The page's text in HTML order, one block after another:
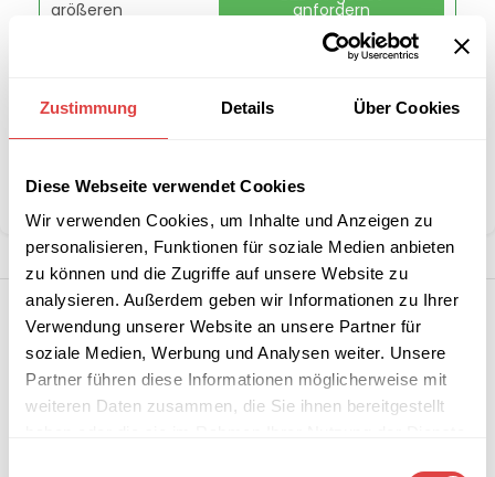
Zustimmung Details Über Cookies
Diese Webseite verwendet Cookies
Wir verwenden Cookies, um Inhalte und Anzeigen zu
personalisieren, Funktionen für soziale Medien anbieten
zu können und die Zugriffe auf unsere Website zu
analysieren. Außerdem geben wir Informationen zu Ihrer
Verwendung unserer Website an unsere Partner für
soziale Medien, Werbung und Analysen weiter. Unsere
Partner führen diese Informationen möglicherweise mit
weiteren Daten zusammen, die Sie ihnen bereitgestellt
größeren
anfordern
Artikelnummer:
GU2040W
Kategorie: Schürzen & Vorbinder